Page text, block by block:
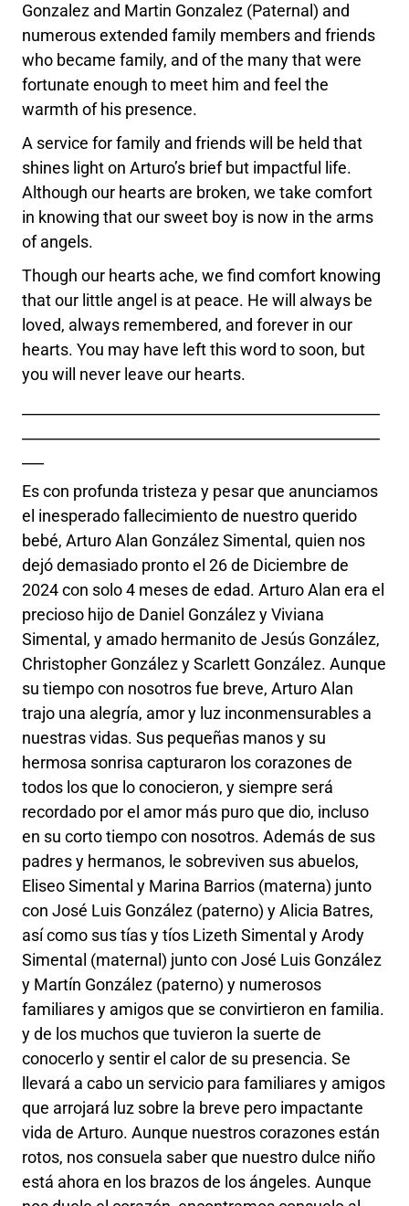
Gonzalez and Martin Gonzalez (Paternal) and
numerous extended family members and friends
who became family, and of the many that were
fortunate enough to meet him and feel the
warmth of his presence.
A service for family and friends will be held that
shines light on Arturo’s brief but impactful life.
Although our hearts are broken, we take comfort
in knowing that our sweet boy is now in the arms
of angels.
Though our hearts ache, we find comfort knowing
that our little angel is at peace. He will always be
loved, always remembered, and forever in our
hearts. You may have left this word to soon, but
you will never leave our hearts.
Es con profunda tristeza y pesar que anunciamos
el inesperado fallecimiento de nuestro querido
bebé, Arturo Alan González Simental, quien nos
dejó demasiado pronto el 26 de Diciembre de
2024 con solo 4 meses de edad. Arturo Alan era el
precioso hijo de Daniel González y Viviana
Simental, y amado hermanito de Jesús González,
Christopher González y Scarlett González. Aunque
su tiempo con nosotros fue breve, Arturo Alan
trajo una alegría, amor y luz inconmensurables a
nuestras vidas. Sus pequeñas manos y su
hermosa sonrisa capturaron los corazones de
todos los que lo conocieron, y siempre será
recordado por el amor más puro que dio, incluso
en su corto tiempo con nosotros. Además de sus
padres y hermanos, le sobreviven sus abuelos,
Eliseo Simental y Marina Barrios (materna) junto
con José Luis González (paterno) y Alicia Batres,
así como sus tías y tíos Lizeth Simental y Arody
Simental (maternal) junto con José Luis González
y Martín González (paterno) y numerosos
familiares y amigos que se convirtieron en familia.
y de los muchos que tuvieron la suerte de
conocerlo y sentir el calor de su presencia. Se
llevará a cabo un servicio para familiares y amigos
que arrojará luz sobre la breve pero impactante
vida de Arturo. Aunque nuestros corazones están
rotos, nos consuela saber que nuestro dulce niño
está ahora en los brazos de los ángeles. Aunque